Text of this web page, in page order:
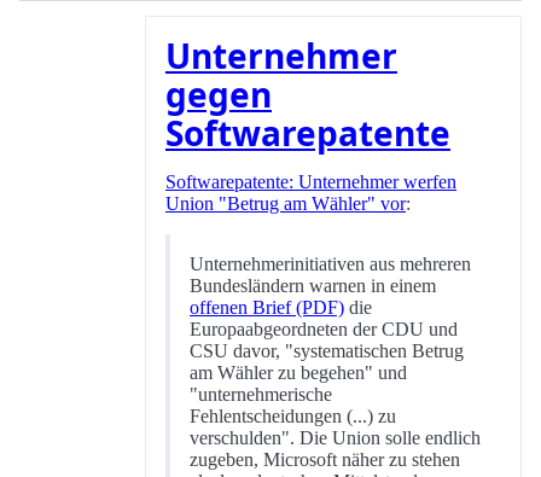
Unternehmer
gegen
Softwarepatente
Softwarepatente: Unternehmer werfen
Union "Betrug am Wähler" vor:
Unternehmerinitiativen aus mehreren
Bundesländern warnen in einem
offenen Brief (PDF) die
Europaabgeordneten der CDU und
CSU davor, "systematischen Betrug
am Wähler zu begehen" und
"unternehmerische
Fehlentscheidungen (...) zu
verschulden". Die Union solle endlich
zugeben, Microsoft näher zu stehen